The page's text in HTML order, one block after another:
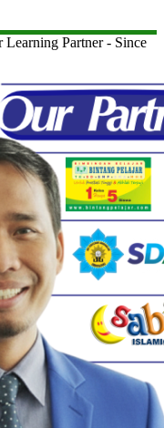
Partner - Since